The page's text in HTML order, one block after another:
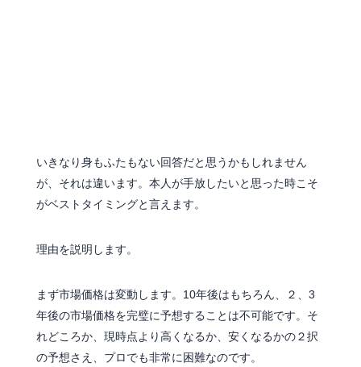
いきなり身もふたもない回答だと思うかもしれません
が、それは違います。本人が手放したいと思った時こそ
がベストタイミングと言えます。
理由を説明します。
まず市場価格は変動します。10年後はもちろん、２、3
年後の市場価格を完璧に予想することは不可能です。そ
れどころか、現時点より高くなるか、安くなるかの２択
の予想さえ、プロでも非常に困難なのです。